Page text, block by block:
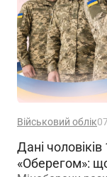
Військовий облік
Дані
«Оберегом»: